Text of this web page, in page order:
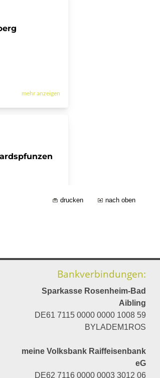
drucken nach oben
Bankverbindungen:
Sparkasse Rosenheim-Bad
Aibling
DE61 7115 0000 0000 1008 59
BYLADEM1ROS
meine Volksbank Raiffeisenbank
eG
DE62 7116 0000 0003 3012 06